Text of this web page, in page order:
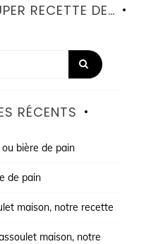
RECETTE DE…
RÉCENTS
ou bière de pain
de pain
maison, notre recette
maison, notre